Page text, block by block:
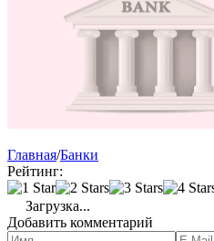
Главная/Банки
Рейтинг:
Загрузка...
Добавить комментарий